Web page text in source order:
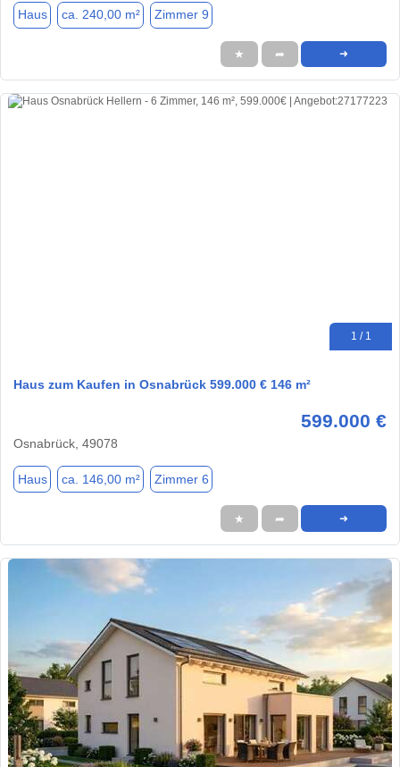
Haus ca. 240,00 m² Zimmer 9
★ ➦ ➜
1 / 1
Haus zum Kaufen in Osnabrück 599.000 € 146 m²
599.000 €
Osnabrück, 49078
Haus ca. 146,00 m² Zimmer 6
★ ➦ ➜